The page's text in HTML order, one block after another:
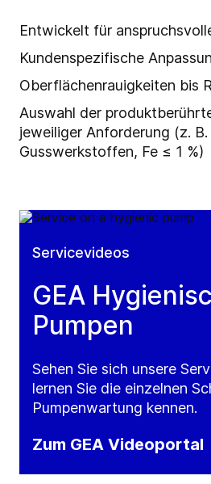
Entwickelt für
Kundenspezifische
Oberflächenrauigkeiten bis R
Auswahl der
jeweiliger Anforderung (z.
Gusswerkstoffen, Fe ≤ 1 %)
Servicevideos
GEA
Pumpen
Sehen Sie sich unsere
lernen Sie die einzelnen
Pumpenwartung kennen.
Zum GEA Videoportal